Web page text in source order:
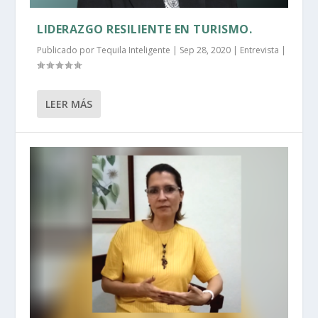
LIDERAZGO RESILIENTE EN TURISMO.
Publicado porTequila Inteligente | Sep 28, 2020 | Entrevista |
LEER MÁS